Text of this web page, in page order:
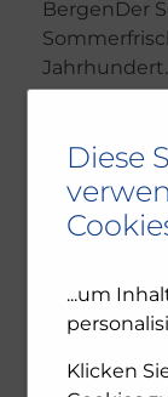
BergenDer
ihn eine
mehr
Diese
...um
Klicken